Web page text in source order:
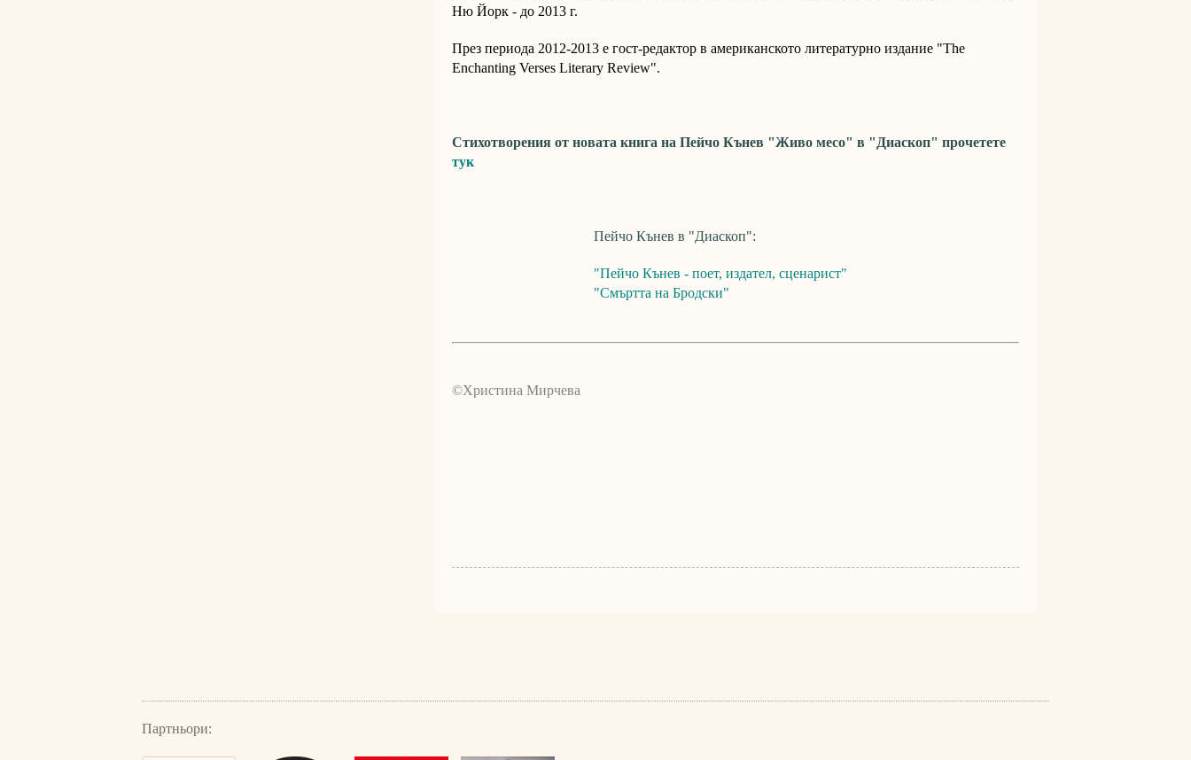
Ню Йорк - до 2013 г.
​През периода 2012-2013 е гост-редактор в американското литературно издание "The
Enchanting Verses Literary Review".
Стихотворения от новата книга на Пейчо Кънев "Живо месо" в "Диаскоп" прочетете
тук
Пейчо Кънев в "Диаскоп":
"Пейчо Кънев - поет, издател, сценарист"
"Смъртта на Бродски"
©Христина Мирчева
Партньори: